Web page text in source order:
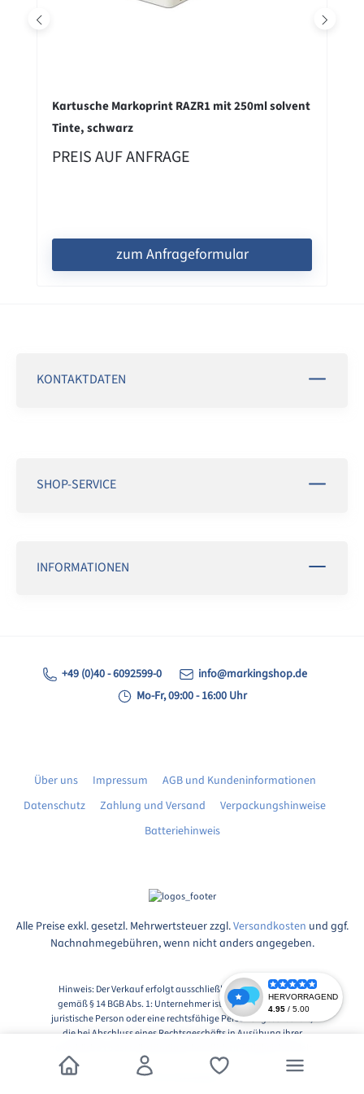
Kartusche Markoprint RAZR1 mit 250ml solvent
Tinte, schwarz
PREIS AUF ANFRAGE
zum Anfrageformular
KONTAKTDATEN
SHOP-SERVICE
INFORMATIONEN
+49 (0)40 - 6092599-0
info@markingshop.de
Mo-Fr, 09:00 - 16:00 Uhr
Über uns Impressum
AGB und Kundeninformationen
Datenschutz
Zahlung und Versand
Verpackungshinweise
Batteriehinweis
Alle Preise exkl. gesetzl. Mehrwertsteuer zzgl.Versandkosten und ggf.
Nachnahmegebühren, wenn nicht anders angegeben.
Hinweis: Der Verkauf erfolgt ausschließlich an Unternehmer
gemäß § 14 BGB Abs. 1: Unternehmer ist eine natürliche oder
juristische Person oder eine rechtsfähige Personengesellschaft,
die bei Abschluss eines Rechtsgeschäfts in Ausübung ihrer
© 2026, Markingshop